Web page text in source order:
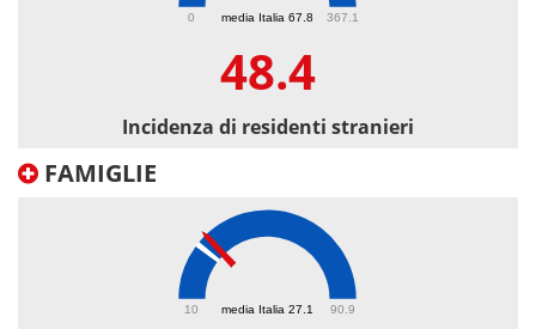
media Italia 67.8
0 367.1
48.4
Incidenza di residenti stranieri
FAMIGLIE
media Italia 27.1
10 90.9